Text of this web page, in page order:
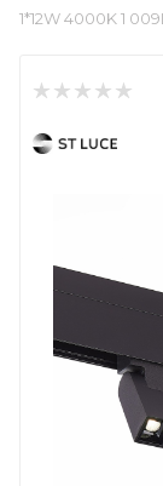
1*12W 4000K 1